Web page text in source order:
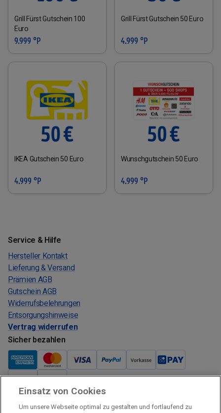
Grill Fürst Gutschein 100
Euro
9.999 °P
Grill Fürst Gutschein 50 Euro
4.999 °P
IKEA Gutschein 50 Euro
4.999 °P
Wunschgutschein 50 Euro
4.999 °P
Service & Hilfe
Hersteller Kontakt
Lieferung & Versand
Prämien AGB
Gutschein AGB
Widerrufsbelehrungen
Entsorgungshinweise
Vertrag widerrufen
Sicher bezahlen
Verkauf und Versand
Einsatz von Cookies
Um unsere Webseite optimal zu gestalten und fortlaufend zu